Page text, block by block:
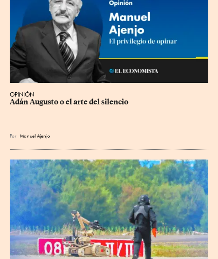
OPINIÓN
Adán Augusto o el arte del silencio
Por Manuel Ajenjo